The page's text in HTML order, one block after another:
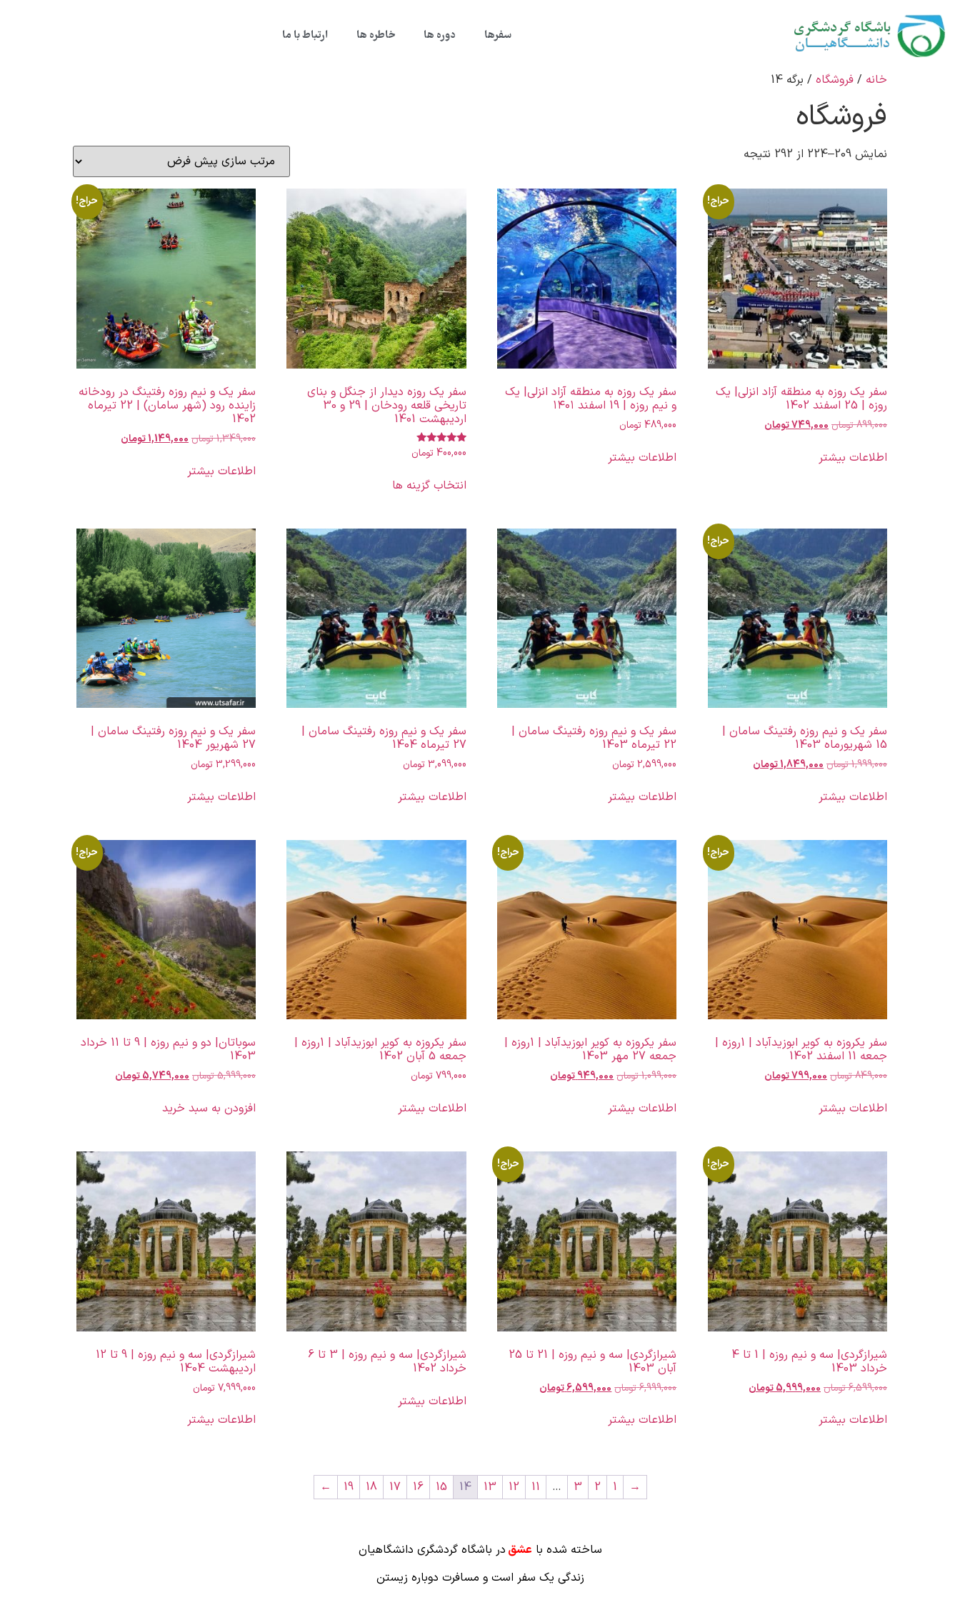
سفرها دوره ها خاطره ها ارتباط با ما
خانه / فروشگاه / برگه 14
فروشگاه
نمایش 209–224 از 292 نتیجه
حراج!
سفر یک روزه به منطقه آزاد انزلی| یک
روزه | 25 اسفند 1402
899,000تومان749,000تومان
اطلاعات بیشتر
سفر یک روزه به منطقه آزاد انزلی| یک
و نیم روزه | 19 اسفند ۱۴۰۱
489,000 تومان
اطلاعات بیشتر
سفر یک روزه دیدار از جنگل و بنای
تاریخی قلعه رودخان | 29 و 30
اردیبهشت 1401
نمره
5.00
400,000 تومان
انتخاب گزینه ها
حراج!
سفر یک و نیم روزه رفتینگ در رودخانه
زاینده رود (شهر سامان) | 22 تیرماه
1402
1,349,000تومان1,149,000تومان
اطلاعات بیشتر
حراج!
سفر یک و نیم روزه رفتینگ سامان |
15 شهریورماه 1403
1,999,000تومان1,849,000تومان
اطلاعات بیشتر
سفر یک و نیم روزه رفتینگ سامان |
22 تیرماه 1403
2,599,000 تومان
اطلاعات بیشتر
سفر یک و نیم روزه رفتینگ سامان |
27 تیرماه 1404
3,099,000 تومان
اطلاعات بیشتر
سفر یک و نیم روزه رفتینگ سامان |
27 شهریور 1404
3,299,000تومان
اطلاعات بیشتر
حراج!
سفر یکروزه به کویر ابوزیدآباد | 1روزه |
جمعه 11 اسفند 1402
849,000تومان799,000تومان
اطلاعات بیشتر
حراج!
سفر یکروزه به کویر ابوزیدآباد | 1روزه |
جمعه 27 مهر 1403
1,099,000تومان949,000تومان
اطلاعات بیشتر
سفر یکروزه به کویر ابوزیدآباد | 1روزه |
جمعه 5 آبان 1402
799,000 تومان
اطلاعات بیشتر
حراج!
سوباتان| دو و نیم روزه | 9 تا 11 خرداد
1403
5,999,000تومان5,749,000تومان
افزودن به سبد خرید
حراج!
شیرازگردی| سه و نیم روزه | 1 تا 4
خرداد 1403
6,599,000تومان5,999,000تومان
اطلاعات بیشتر
حراج!
شیرازگردی| سه و نیم روزه | 21 تا 25
آبان 1403
6,999,000تومان6,599,000تومان
اطلاعات بیشتر
شیرازگردی| سه و نیم روزه | 3 تا 6
خرداد 1402
اطلاعات بیشتر
شیرازگردی| سه و نیم روزه | 9 تا 12
اردیبهشت 1404
7,999,000تومان
اطلاعات بیشتر
→
1
2
3
…
11
12
13
14
15
16
17
18
19
←
ساخته شده با عشق در باشگاه گردشگری دانشگاهیان
زندگی یک سفر است و مسافرت دوباره زیستن